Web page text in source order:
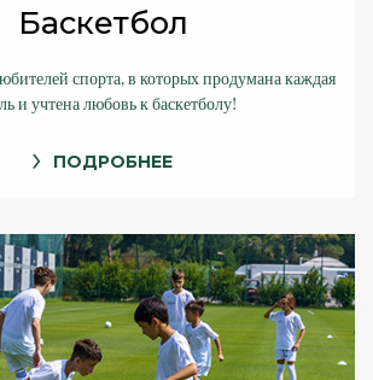
Баскетбол
спорта, в которых продумана каждая
и учтена любовь к баскетболу!
ПОДРОБНЕЕ